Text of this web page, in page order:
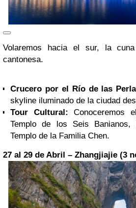
Volaremos hacia el sur, la
cantonesa.
Crucero por el Río de las
skyline iluminado de la ciudad
Tour Cultural: Conoceremos
Templo de los Seis
Templo de la Familia Chen.
27 al 29 de Abril – Zhangjiajie (3